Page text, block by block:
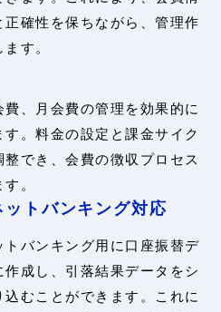
正確性を保ちながら、管理作
す。
費、月会費の管理を効果的に
す。料金の設定と課金サイク
整でき、会費の徴収プロセス
。
ットバンキング対応
トバンキング用に口座振替デ
作成し、引落結果データをシ
込むことができます。これに